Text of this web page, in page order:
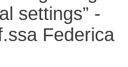
settings” -
Federica